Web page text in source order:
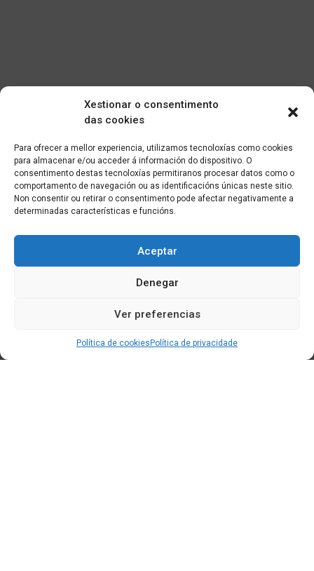
Xestionar o consentimento
das cookies
Para ofrecer a mellor experiencia, utilizamos tecnoloxías como cookies
para almacenar e/ou acceder á información do dispositivo. O
consentimento destas tecnoloxías permitiranos procesar datos como o
comportamento de navegación ou as identificacións únicas neste sitio.
Non consentir ou retirar o consentimento pode afectar negativamente a
determinadas características e funcións.
Aceptar
Denegar
Ver preferencias
Política de cookies Política de privacidade